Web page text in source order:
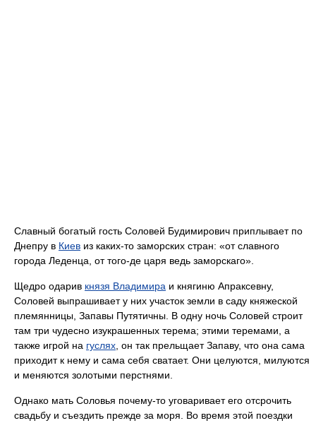
Славный богатый гость Соловей Будимирович приплывает по
Днепру в Киев из каких-то заморских стран: «от славного
города Леденца, от того-де царя ведь заморскаго».
Щедро одарив князя Владимира и княгиню Апраксевну,
Соловей выпрашивает у них участок земли в саду княжеской
племянницы, Запавы Путятичны. В одну ночь Соловей строит
там три чудесно изукрашенных терема; этими теремами, а
также игрой на гуслях , он так прельщает Запаву, что она сама
приходит к нему и сама себя сватает. Они целуются, милуются
и меняются золотыми перстнями.
Однако мать Соловья почему-то уговаривает его отсрочить
свадьбу и съездить прежде за моря. Во время этой поездки